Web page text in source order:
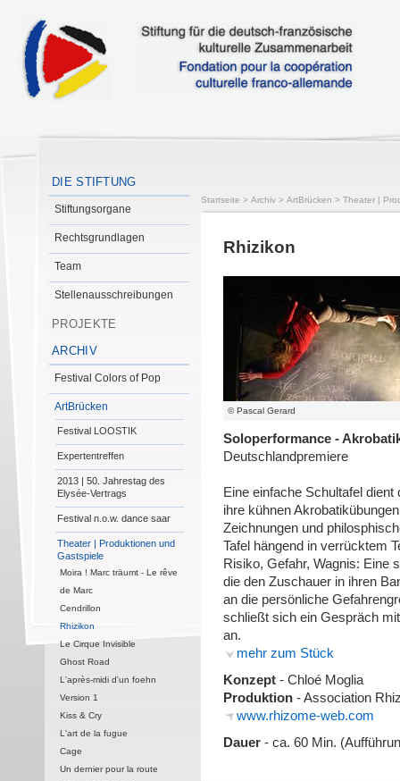
DIE STIFTUNG
Stiftungsorgane
Rechtsgrundlagen
Team
Stellenausschreibungen
PROJEKTE
ARCHIV
Festival Colors of Pop
ArtBrücken
Festival LOOSTIK
Expertentreffen
2013 | 50. Jahrestag des
Elysée-Vertrags
Festival n.o.w. dance saar
Theater | Produktionen und
Gastspiele
Moira ! Marc träumt - Le rêve
de Marc
Cendrillon
Rhizikon
Le Cirque Invisible
Ghost Road
L'après-midi d'un foehn
Version 1
Kiss & Cry
L'art de la fugue
Cage
Un dernier pour la route
Startseite > Archiv > ArtBrücken > Theater |
Rhizikon
© Pascal Gerard
Soloperformance -
Deutschlandpremiere
Eine einfache Schultafel
ihre kühnen
Zeichnungen und
Tafel hängend in verrücktem
Risiko, Gefahr, Wagnis: Eine
die den Zuschauer in ihren
an die persönliche
schließt sich ein Gespräch
an.
mehr zum Stück
Konzept - Chloé Moglia
Produktion - Association
www.rhizome-web.com
Dauer - ca. 60 Min.